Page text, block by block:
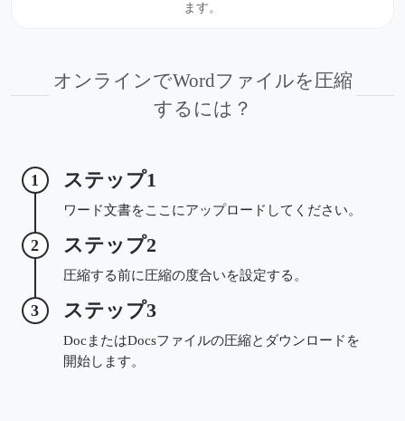
ます。
オンラインでWordファイルを圧縮
するには？
1 ステップ1
ワード文書をここにアップロードしてください。
2 ステップ2
圧縮する前に圧縮の度合いを設定する。
3 ステップ3
DocまたはDocsファイルの圧縮とダウンロードを
開始します。